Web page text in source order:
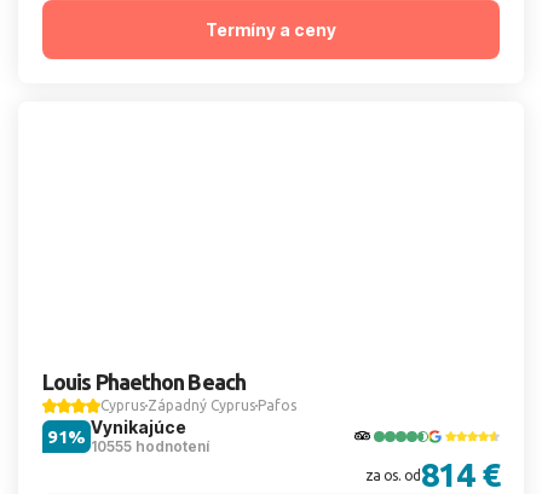
Termíny a ceny
Louis Phaethon Beach
Cyprus Západný Cyprus Pafos
Vynikajúce
10555 hodnotení
91%
za os. od 814 €